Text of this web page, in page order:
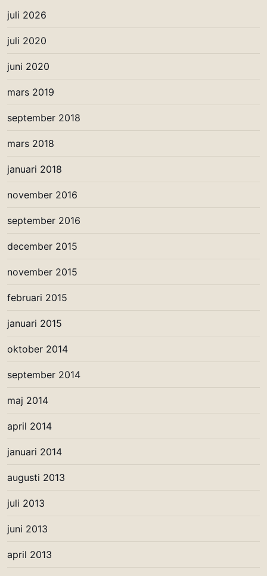
juli 2026
juli 2020
juni 2020
mars 2019
september 2018
mars 2018
januari 2018
november 2016
september 2016
december 2015
november 2015
februari 2015
januari 2015
oktober 2014
september 2014
maj 2014
april 2014
januari 2014
augusti 2013
juli 2013
juni 2013
april 2013